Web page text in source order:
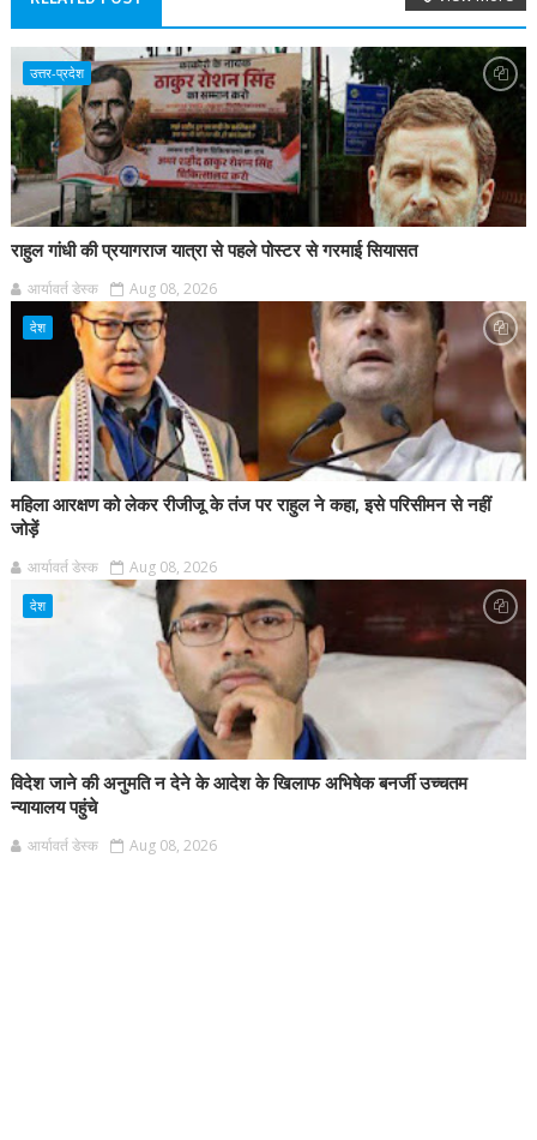
उत्तर-प्रदेश
राहुल गांधी की प्रयागराज यात्रा से पहले पोस्टर से गरमाई सियासत
आर्यावर्त डेस्क Aug 08, 2026
देश
महिला आरक्षण को लेकर रीजीजू के तंज पर राहुल ने कहा, इसे परिसीमन से नहीं
जोड़ें
आर्यावर्त डेस्क Aug 08, 2026
देश
विदेश जाने की अनुमति न देने के आदेश के खिलाफ अभिषेक बनर्जी उच्चतम
न्यायालय पहुंचे
आर्यावर्त डेस्क Aug 08, 2026